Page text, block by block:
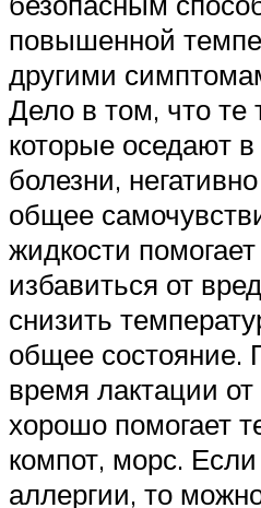
повышенной
другими
Дело в том, что те
которые оседают
болезни,
общее
жидкости
избавиться от
снизить
общее состояние.
время лактации
хорошо помогает
компот, морс.
аллергии, то